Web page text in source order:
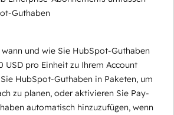
Guthaben
wann und wie Sie HubSpot-Guthaben
USD pro Einheit zu Ihrem Account
HubSpot-Guthaben in Paketen, um
zu planen, oder aktivieren Sie Pay-
automatisch hinzuzufügen, wenn